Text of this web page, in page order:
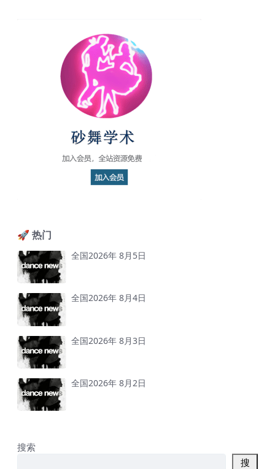
🚀 热门
全国2026年 8月5日
全国2026年 8月4日
全国2026年 8月3日
全国2026年 8月2日
搜索
搜